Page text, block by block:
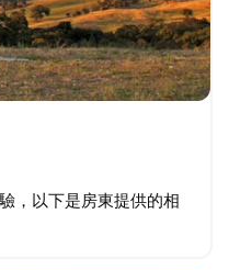
，以下是房東提供的相